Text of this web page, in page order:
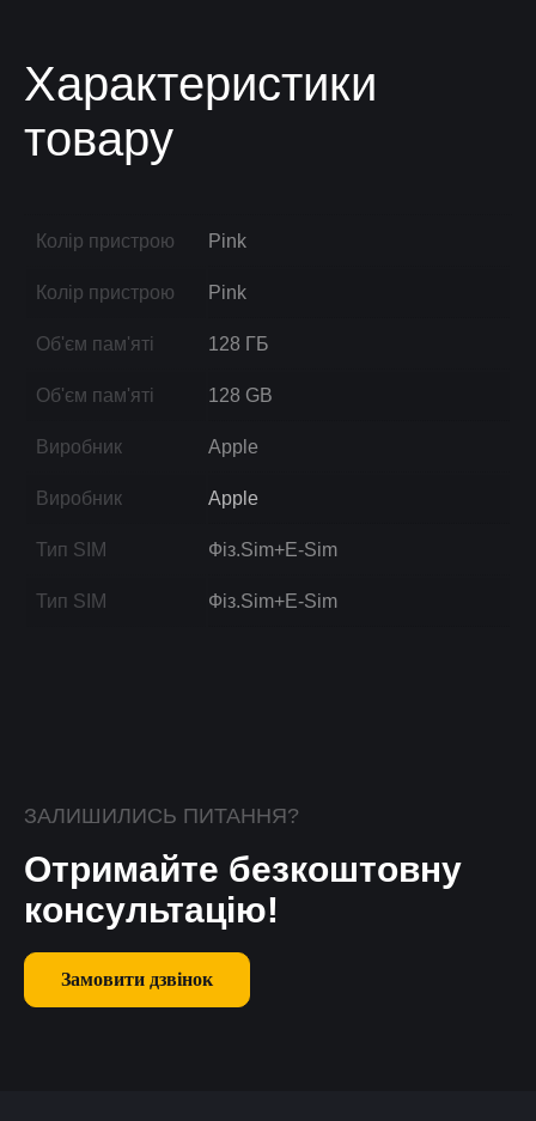
Характеристики
товару
Колір пристрою Pink
Колір пристрою Pink
Об'єм пам'яті 128 ГБ
Об'єм пам'яті 128 GB
Виробник Apple
Виробник Apple
Тип SIM Фіз.Sim+E-Sim
Тип SIM Фіз.Sim+E-Sim
ЗАЛИШИЛИСЬ ПИТАННЯ?
Отримайте безкоштовну
консультацію!
Замовити дзвінок